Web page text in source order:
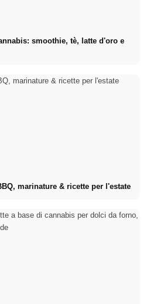
smoothie, tè, latte d'oro e
marinature & ricette per l'estate